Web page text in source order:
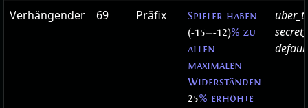
Verhängender 69 Präfix
Spieler haben
(-15—-12)% zu
allen
maximalen
Widerständen
25% erhöhte
default